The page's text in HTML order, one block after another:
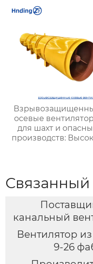
осевые
для шахт и
производств:
Связанный
канальный
Вентилятор
9-26